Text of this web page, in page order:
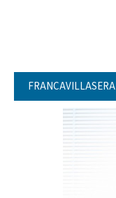
FRANCAVILLASERA